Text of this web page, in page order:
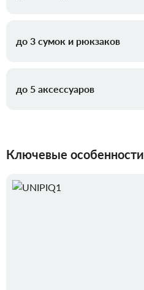
до 3 сумок и рюкзаков
до 5 аксессуаров
Ключевые особенности